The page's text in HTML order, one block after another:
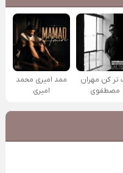
تر کن مهران
مصطفوی
ممد امیری محمد
امیری